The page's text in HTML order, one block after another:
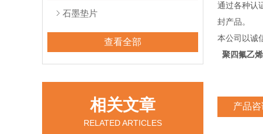
石墨垫片
查看全部
相关文章
RELATED ARTICLES
通过各种认
封产品。
本公司以诚
聚四氟乙
产品咨